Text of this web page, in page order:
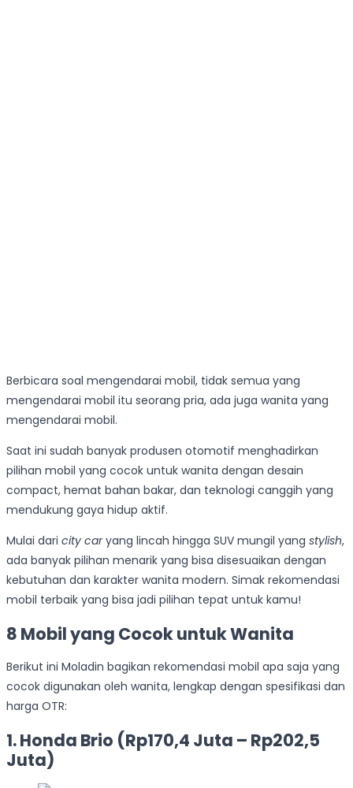
Berbicara soal mengendarai mobil, tidak semua yang
mengendarai mobil itu seorang pria, ada juga wanita yang
mengendarai mobil.
Saat ini sudah banyak produsen otomotif menghadirkan
pilihan mobil yang cocok untuk wanita dengan desain
compact, hemat bahan bakar, dan teknologi canggih yang
mendukung gaya hidup aktif.
Mulai dari city caryang lincah hingga SUV mungil yang stylish,
ada banyak pilihan menarik yang bisa disesuaikan dengan
kebutuhan dan karakter wanita modern. Simak rekomendasi
mobil terbaik yang bisa jadi pilihan tepat untuk kamu!
8 Mobil yang Cocok untuk Wanita
Berikut ini Moladin bagikan rekomendasi mobil apa saja yang
cocok digunakan oleh wanita, lengkap dengan spesifikasi dan
harga OTR:
1. Honda Brio (Rp170,4 Juta – Rp202,5
Juta)